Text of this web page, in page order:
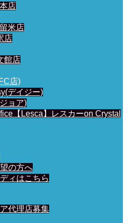
店
米店
店
館店
店)
デイジー)
ョア)
【Lesca】レスカーon Crystal
の方へ
ィはこちら
代理店募集